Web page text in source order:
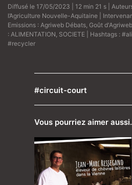
Diffusé le 17/05/2023 | 12 min 21 s |
l’Agriculture Nouvelle-Aquitaine |
Emissions : Agriweb Débats Goût d'Agriweb
: ALIMENTATION SOCIETE | Hashtags :
#recycler
#circuit-court
Vous pourriez aimer